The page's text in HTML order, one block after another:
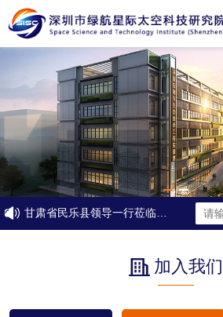
甘肃省民乐县领导一行莅临太空院考察交流
加入我们